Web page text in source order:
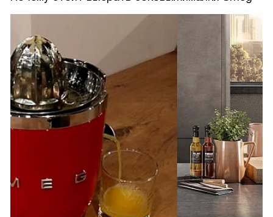
просто спасло нас. Благодаря ему, мы смогли быстро
и без лишних усилий приготовить большое количество
свежевыжатого сока. Все гости были в восторге!
В заключение хочу сказать, что этот продукт отмечен
своей уникальностью и функциональностью. Он станет
незаменимым помощником для любителей свежих соков
и здорового образа жизни.